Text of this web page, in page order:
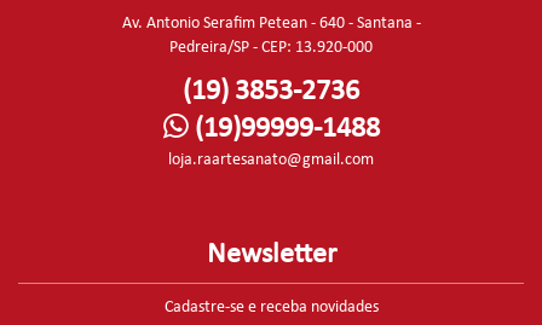
Av. Antonio Serafim Petean - 640 - Santana -
Pedreira/SP - CEP: 13.920-000
(19) 3853-2736
(19)99999-1488
loja.raartesanato@gmail.com
Newsletter
Cadastre-se e receba novidades